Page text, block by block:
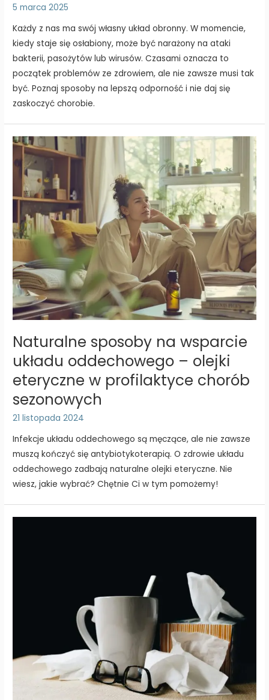
5 marca 2025
Każdy z nas ma swój własny układ obronny. W momencie,
kiedy staje się osłabiony, może być narażony na ataki
bakterii, pasożytów lub wirusów. Czasami oznacza to
początek problemów ze zdrowiem, ale nie zawsze musi tak
być. Poznaj sposoby na lepszą odporność i nie daj się
zaskoczyć chorobie.
Naturalne sposoby na wsparcie
układu oddechowego – olejki
eteryczne w profilaktyce chorób
sezonowych
21 listopada 2024
Infekcje układu oddechowego są męczące, ale nie zawsze
muszą kończyć się antybiotykoterapią. O zdrowie układu
oddechowego zadbają naturalne olejki eteryczne. Nie
wiesz, jakie wybrać? Chętnie Ci w tym pomożemy!